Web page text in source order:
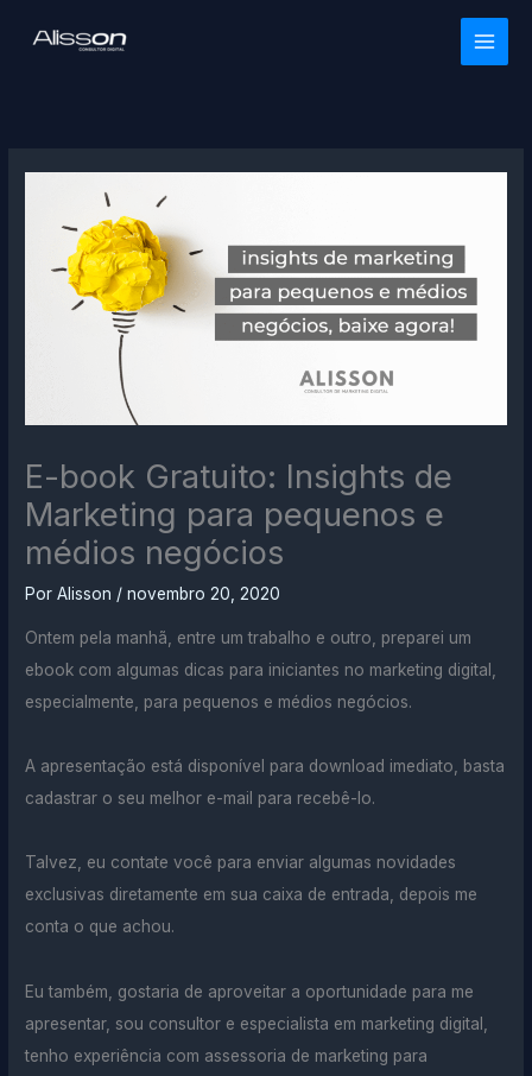
para
E-book Gratuito: Insights de
Marketing para pequenos e
médios negócios
PorAlisson /novembro 20, 2020
Ontem pela manhã, entre um trabalho e outro, preparei um
ebook com algumas dicas para iniciantes no marketing digital,
especialmente, para pequenos e médios negócios.
A apresentação está disponível para download imediato, basta
cadastrar o seu melhor e-mail para recebê-lo.
Talvez, eu contate você para enviar algumas novidades
exclusivas diretamente em sua caixa de entrada, depois me
conta o que achou.
Eu também, gostaria de aproveitar a oportunidade para me
apresentar, sou consultor e especialista em marketing digital,
tenho experiência com assessoria de marketing para